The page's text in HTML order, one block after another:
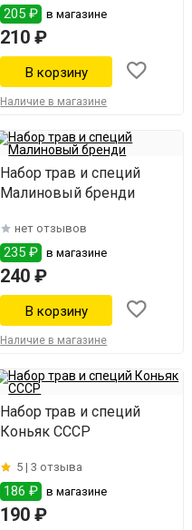
205 ₽ в магазине
210 ₽
Наличие в магазине
Набор трав и специй
Малиновый бренди
нет отзывов
235 ₽ в магазине
240 ₽
Наличие в магазине
Набор трав и специй
Коньяк СССР
5 |3 отзыва
186 ₽ в магазине
190 ₽